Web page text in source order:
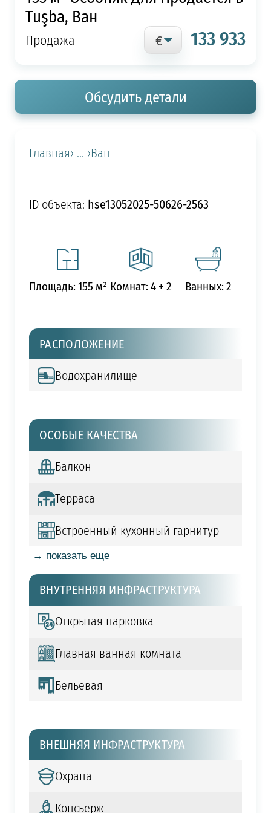
Tuşba, Ван
Продажа 133 933
Обсудить детали
Главная› ... ›Ван
ID объекта: hse13052025-50626-2563
Площадь: 155 м² Комнат: 4 + 2 Ванных: 2
РАСПОЛОЖЕНИЕ
Водохранилище
ОСОБЫЕ КАЧЕСТВА
Балкон
Терраса
Встроенный кухонный гарнитур
→ показать еще
ВНУТРЕННЯЯ ИНФРАСТРУКТУРА
Открытая парковка
Главная ванная комната
Бельевая
ВНЕШНЯЯ ИНФРАСТРУКТУРА
Охрана
Консьерж